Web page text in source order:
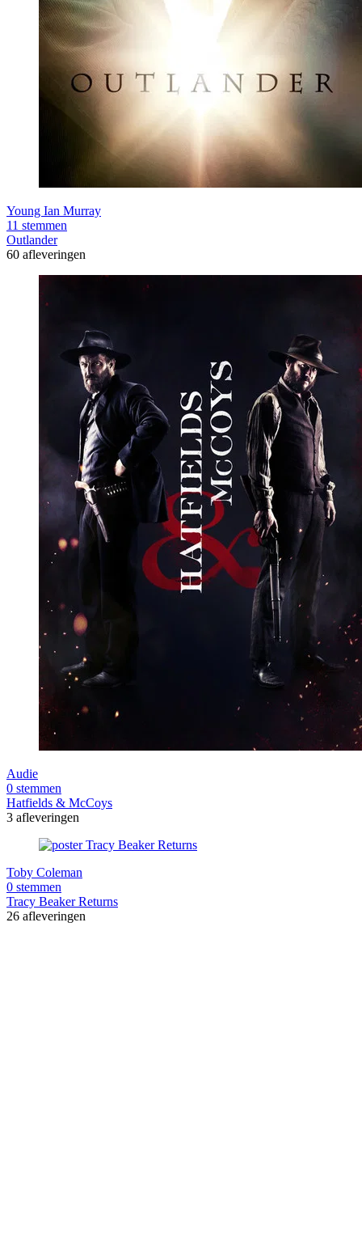
Young Ian Murray
11 stemmen
Outlander
60 afleveringen
Audie
0 stemmen
Hatfields & McCoys
3 afleveringen
Toby Coleman
0 stemmen
Tracy Beaker Returns
26 afleveringen